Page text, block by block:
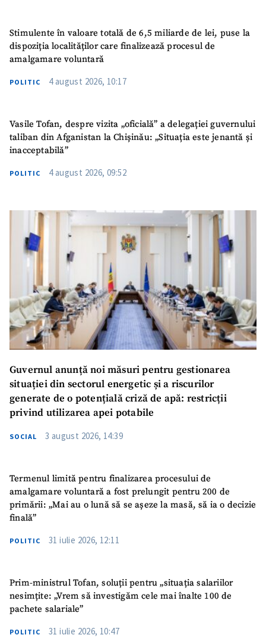
Stimulente în valoare totală de 6,5 miliarde de lei, puse la
dispoziția localităților care finalizează procesul de
amalgamare voluntară
POLITIC 4 august 2026, 10:17
Vasile Tofan, despre vizita „oficială” a delegației guvernului
taliban din Afganistan la Chișinău: „Situația este jenantă și
inacceptabilă”
POLITIC 4 august 2026, 09:52
Guvernul anunță noi măsuri pentru gestionarea
situației din sectorul energetic și a riscurilor
generate de o potențială criză de apă: restricții
privind utilizarea apei potabile
SOCIAL 3 august 2026, 14:39
Termenul limită pentru finalizarea procesului de
amalgamare voluntară a fost prelungit pentru 200 de
primării: „Mai au o lună să se așeze la masă, să ia o decizie
finală”
POLITIC 31 iulie 2026, 12:11
Prim-ministrul Tofan, soluții pentru „situația salariilor
nesimțite: „Vrem să investigăm cele mai înalte 100 de
pachete salariale”
POLITIC 31 iulie 2026, 10:47